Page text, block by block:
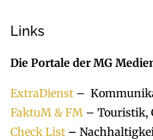
Links
Die Portale der MG
ExtraDienst –
FaktuM & FM – Touristik,
Check List –